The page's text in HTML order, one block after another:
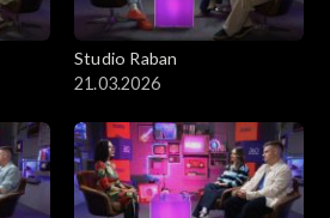
Studio Raban
21.03.2026